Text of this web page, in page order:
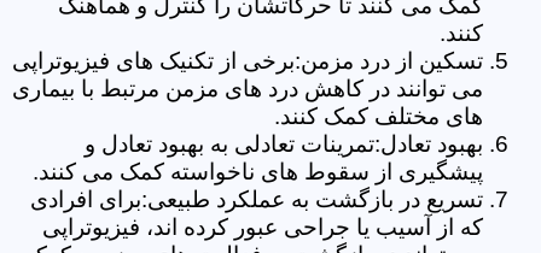
کنند.
تسکین از درد مزمن:برخی از تکنیک های فیزیوتراپی
می توانند در کاهش درد های مزمن مرتبط با بیماری
های مختلف کمک کنند.
بهبود تعادل:تمرینات تعادلی به بهبود تعادل و
پیشگیری از سقوط های ناخواسته کمک می کنند.
تسریع در بازگشت به عملکرد طبیعی:برای افرادی
که از آسیب یا جراحی عبور کرده اند، فیزیوتراپی